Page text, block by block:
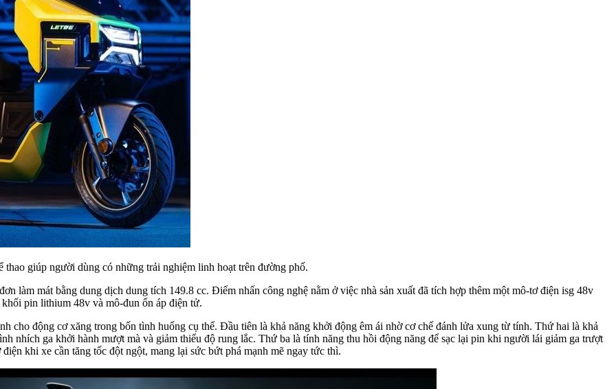
thao giúp người dùng có những trải nghiệm linh hoạt trên đường phố.
làm mát bằng dung dịch dung tích 149.8 cc. Điểm nhấn công nghệ nằm ở việc nhà sản xuất đã tích hợp thêm một mô-tơ điện isg 48v
pin lithium 48v và mô-đun ổn áp điện tử.
cho động cơ xăng trong bốn tình huống cụ thể. Đầu tiên là khả năng khởi động êm ái nhờ cơ chế đánh lửa xung từ tính. Thứ hai là khả
nhích ga khởi hành mượt mà và giảm thiểu độ rung lắc. Thứ ba là tính năng thu hồi động năng để sạc lại pin khi người lái giảm ga trượt
khi xe cần tăng tốc đột ngột, mang lại sức bứt phá mạnh mẽ ngay tức thì.